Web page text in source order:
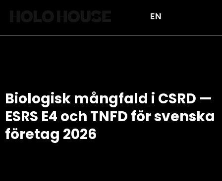
EN
Biologisk mångfald i CSRD —
ESRS E4 och TNFD för svenska
företag 2026